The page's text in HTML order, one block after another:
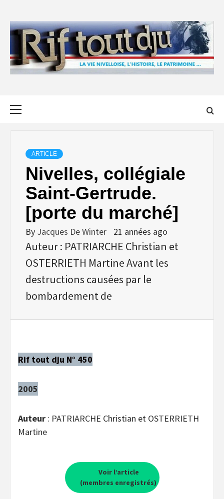
content
ARTICLE
Nivelles, collégiale
Saint-Gertrude.
[porte du marché]
By Jacques De Winter 21 années ago
Auteur : PATRIARCHE Christian et
OSTERRIETH Martine Avant les
destructions causées par le
bombardement de
Rif tout dju N° 450
2005
Auteur : PATRIARCHE Christian et OSTERRIETH
Martine
Voir l’article
(membres enregistrés)